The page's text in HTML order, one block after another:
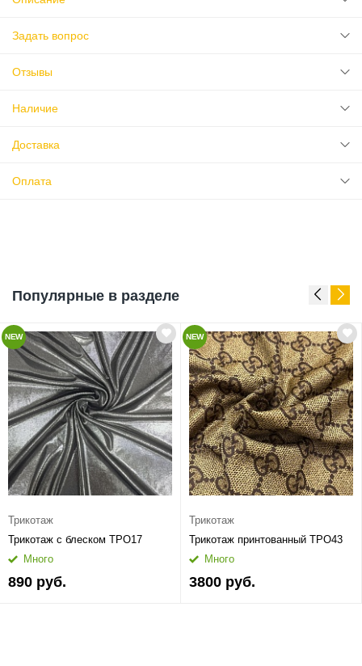
Задать вопрос
Отзывы
Наличие
Доставка
Оплата
Популярные в разделе
NEW
Трикотаж
Трикотаж с блеском ТРО17
Много
890 руб.
NEW
Трикотаж
Трикотаж принтованный ТРО43
Много
3800 руб.